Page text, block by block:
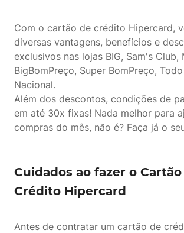
Com o cartão de crédito Hipercard,
diversas vantagens, benefícios e
exclusivos nas lojas BIG, Sam's Club,
BigBomPreço, Super BomPreço,
Nacional.
Além dos descontos, condições de
em até 30x fixas! Nada melhor para
compras do mês, não é? Faça já o
Cuidados ao fazer o
Crédito Hipercard
Antes de contratar um cartão de